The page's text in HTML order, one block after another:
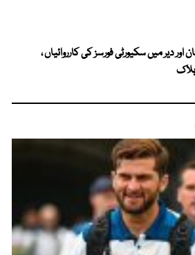
اور دیر میں سکیورٹی فورسز کی کارروائیاں ،